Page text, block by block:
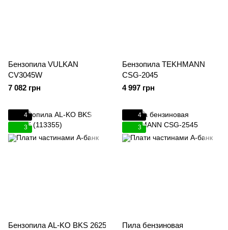
Бензопила VULKAN
CV3045W
7 082 грн
Бензопила TEKHMANN
CSG-2045
4 997 грн
4
3
Бензопила AL-KO BKS 2625
4
3
Пила бензиновая